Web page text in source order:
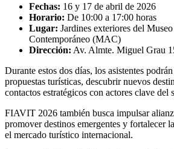
Fechas: 16 y 17 de abril de 2026
Horario: De 10:00 a 17:00 horas
Lugar: Jardines exteriores del
Contemporáneo (MAC)
Dirección: Av. Almte. Miguel Grau
Durante estos dos días, los asistentes
propuestas turísticas, descubrir nuevos
contactos estratégicos con actores clave del
FIAVIT 2026 también busca impulsar
promover destinos emergentes y fortalecer
el mercado turístico internacional.